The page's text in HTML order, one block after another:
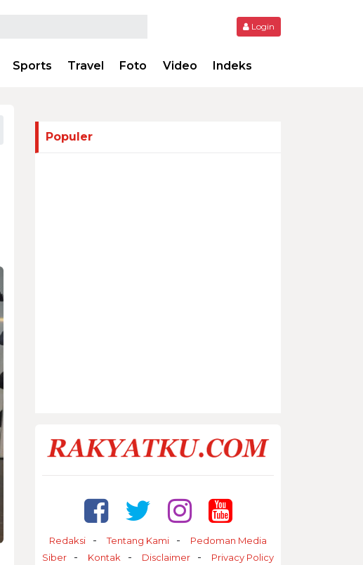
Login
Sports Travel Foto Video Indeks
Populer
Redaksi Tentang Kami
Pedoman Media
Siber
Kontak Disclaimer Privacy Policy